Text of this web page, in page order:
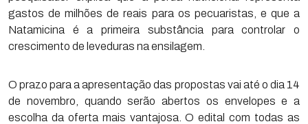
gastos de milhões de reais para os pecuaristas, e que a
Natamicina é a primeira substância para controlar o
crescimento de leveduras na ensilagem.
O prazo para a apresentação das propostas vai até o dia 14
de novembro, quando serão abertos os envelopes e a
escolha da oferta mais vantajosa. O edital com todas as